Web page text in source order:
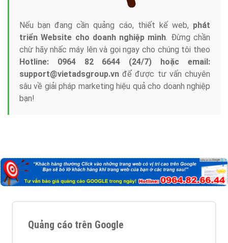
Nếu bạn đang cần quảng cáo, thiết kế web, phát
triển Website cho doanh nghiệp mình. Đừng chần
chừ hãy nhấc máy lên và gọi ngay cho chúng tôi theo
Hotline: 0964 82 6644 (24/7) hoặc email:
support@vietadsgroup.vn để được tư vấn chuyên
sâu về giải pháp marketing hiệu quả cho doanh nghiệp
bạn!
Quảng cáo trên Google